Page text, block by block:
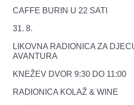
CAFFE BURIN U 22 SATI
31. 8.
LIKOVNA RADIONICA ZA
AVANTURA
KNEŽEV DVOR 9:30 DO 11:00
RADIONICA KOLAŽ & WINE